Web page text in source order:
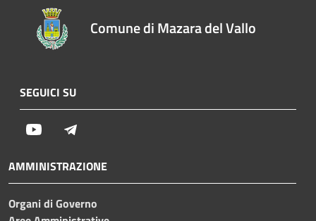
Comune di Mazara del Vallo
SEGUICI SU
Youtube
AMMINISTRAZIONE
Organi di Governo